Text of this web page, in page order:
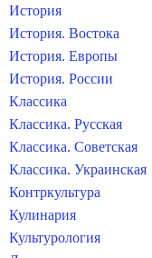
История
История. Востока
История. Европы
История. России
Классика
Классика. Русская
Классика. Советская
Классика. Украинская
Контркультура
Кулинария
Культурология